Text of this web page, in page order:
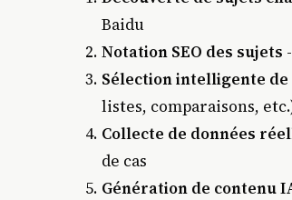
Baidu
Notation SEO des sujets
Sélection intelligente
listes, comparaisons,
Collecte de données
de cas
Génération de contenu